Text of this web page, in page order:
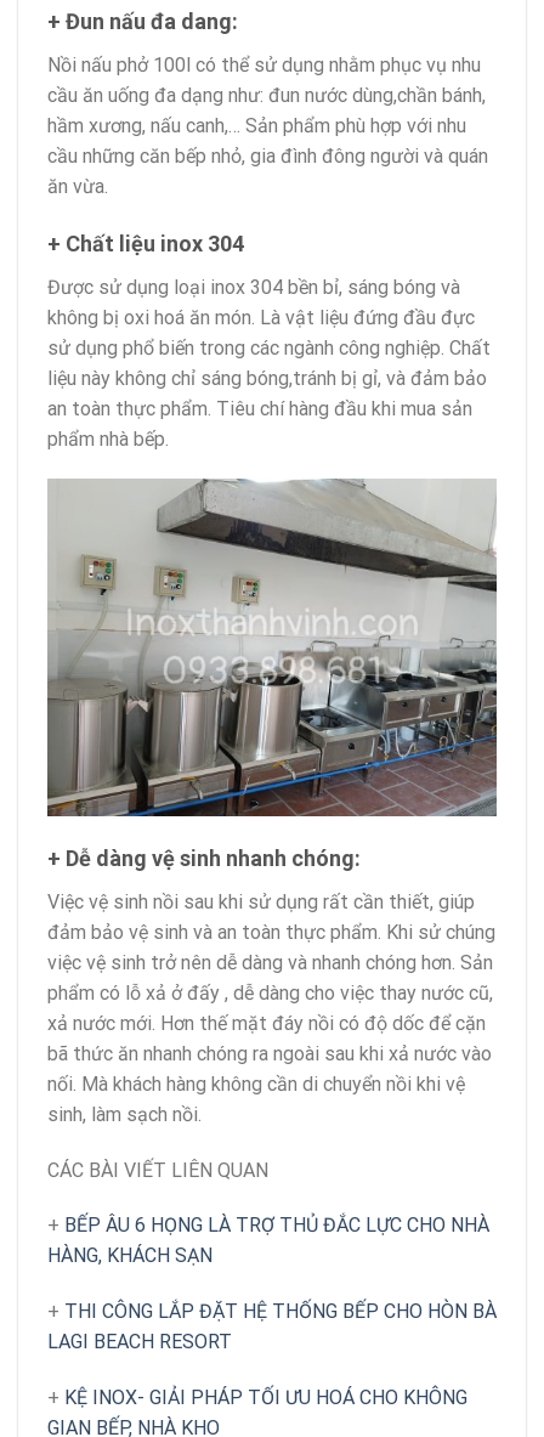
+ Đun nấu đa dang:
Nồi nấu phở 100l có thể sử dụng nhằm phục vụ nhu
cầu ăn uống đa dạng như: đun nước dùng,chần bánh,
hầm xương, nấu canh,… Sản phẩm phù hợp với nhu
cầu những căn bếp nhỏ, gia đình đông người và quán
ăn vừa.
+ Chất liệu inox 304
Được sử dụng loại inox 304 bền bỉ, sáng bóng và
không bị oxi hoá ăn món. Là vật liệu đứng đầu đực
sử dụng phổ biến trong các ngành công nghiệp. Chất
liệu này không chỉ sáng bóng,tránh bị gỉ, và đảm bảo
an toàn thực phẩm. Tiêu chí hàng đầu khi mua sản
phẩm nhà bếp.
+ Dễ dàng vệ sinh nhanh chóng:
Việc vệ sinh nồi sau khi sử dụng rất cần thiết, giúp
đảm bảo vệ sinh và an toàn thực phẩm. Khi sử chúng
việc vệ sinh trở nên dễ dàng và nhanh chóng hơn. Sản
phẩm có lỗ xả ở đấy , dễ dàng cho việc thay nước cũ,
xả nước mới. Hơn thế mặt đáy nồi có độ dốc để cặn
bã thức ăn nhanh chóng ra ngoài sau khi xả nước vào
nối. Mà khách hàng không cần di chuyển nồi khi vệ
sinh, làm sạch nồi.
CÁC BÀI VIẾT LIÊN QUAN
+ BẾP ÂU 6 HỌNG LÀ TRỢ THỦ ĐẮC LỰC CHO NHÀ
HÀNG, KHÁCH SẠN
+ THI CÔNG LẮP ĐẶT HỆ THỐNG BẾP CHO HÒN BÀ
LAGI BEACH RESORT
+ KỆ INOX- GIẢI PHÁP TỐI ƯU HOÁ CHO KHÔNG
GIAN BẾP, NHÀ KHO